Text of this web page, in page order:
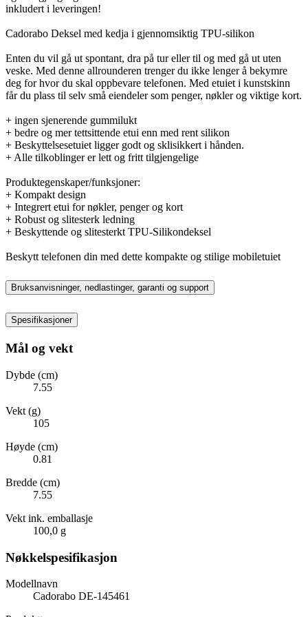
inkludert i leveringen!
Cadorabo Deksel med kedja i gjennomsiktig TPU-silikon
Enten du vil gå ut spontant, dra på tur eller til og med gå ut uten
veske. Med denne allrounderen trenger du ikke lenger å bekymre
deg for hvor du skal oppbevare telefonen. Med etuiet i kunstskinn
får du plass til selv små eiendeler som penger, nøkler og viktige kort.
+ ingen sjenerende gummilukt
+ bedre og mer tettsittende etui enn med rent silikon
+ Beskyttelsesetuiet ligger godt og sklisikkert i hånden.
+ Alle tilkoblinger er lett og fritt tilgjengelige
Produktegenskaper/funksjoner:
+ Kompakt design
+ Integrert etui for nøkler, penger og kort
+ Robust og slitesterk ledning
+ Beskyttende og slitesterkt TPU-Silikondeksel
Beskytt telefonen din med dette kompakte og stilige mobiletuiet
Bruksanvisninger, nedlastinger, garanti og support
Spesifikasjoner
Mål og vekt
Dybde (cm)
7.55
Vekt (g)
105
Høyde (cm)
0.81
Bredde (cm)
7.55
Vekt ink. emballasje
100,0 g
Nøkkelspesifikasjon
Modellnavn
Cadorabo DE-145461